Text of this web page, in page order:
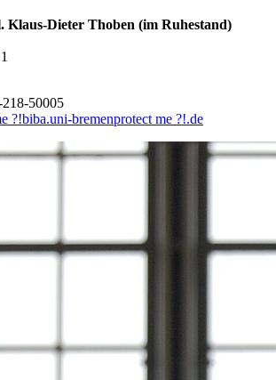
Klaus-Dieter Thoben (im Ruhestand)
50005
?!biba.uni-bremenprotect me ?!.de